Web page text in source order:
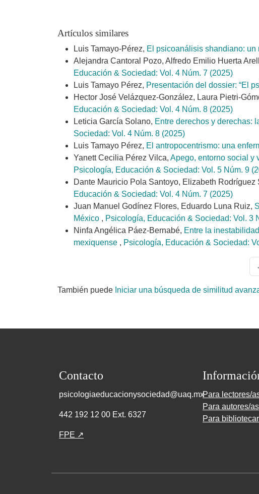
Artículos similares
Luis Tamayo-Pérez, El psicoanálisis shandiano:
Alejandra Cantoral Pozo, Alfredo Emilio Huerta
Educación & Sociedad: Vol. 4 Núm. 7 (2025)
Luis Tamayo Pérez, Presentación del dossier: “El
Hector José Velázquez-González, Laura Pietri-
Educación & Sociedad: Vol. 4 Núm. 8 (2025)
Leticia García Solano, Entre derechos y derechas:
Sociedad: Vol. 4 Núm. 8 (2025)
Luis Tamayo Pérez, El antropocentrismo: una
Yanett Cecilia Pérez Vilca, Apego, entorno social y
Psicología, Educación & Sociedad: Vol. 5 Núm. 9
Dante Mauricio Pola Santoyo, Elizabeth Rodríguez
Educación & Sociedad: Vol. 4 Núm. 7 (2025)
Juan Manuel Godínez Flores, Eduardo Luna Ruiz,
México , Psicología, Educación & Sociedad: Vol. 3
Ninfa Angélica Páez-Bernabé, Entre la
mexiquense , Psicología, Educación & Sociedad:
También puede Iniciar una búsqueda de similitud
Contacto
psicologiaeducacionysociedad@uaq.mx
442 192 12 00 Ext. 6327
FPE ↗
Para lectores/
Para autores/as
Para